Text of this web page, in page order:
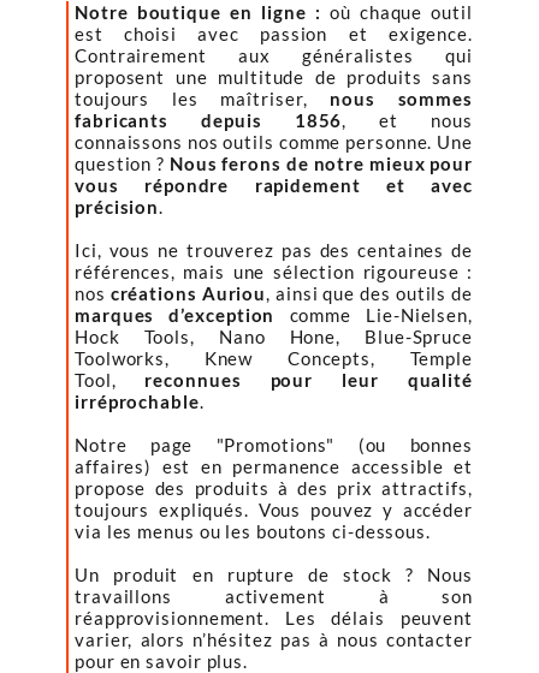
Notre boutique en ligne : où chaque outil
est choisi avec passion et exigence.
Contrairement aux généralistes qui
proposent une multitude de produits sans
toujours les maîtriser, nous sommes
fabricants depuis 1856, et nous
connaissons nos outils comme personne. Une
question ? Nous ferons de notre mieux pour
vous répondre rapidement et avec
précision.
Ici, vous ne trouverez pas des centaines de
références, mais une sélection rigoureuse :
nos créations Auriou, ainsi que des outils de
marques d’exception
comme Lie-Nielsen,
Hock Tools, Nano Hone, Blue-Spruce
Toolworks, Knew Concepts, Temple
Tool, reconnues pour leur qualité
irréprochable.
Notre page "Promotions" (ou bonnes
affaires) est en permanence accessible et
propose des produits à des prix attractifs,
toujours expliqués. Vous pouvez y accéder
via les menus ou les boutons ci-dessous.
Un produit en rupture de stock ? Nous
travaillons activement à son
réapprovisionnement. Les délais peuvent
varier, alors n’hésitez pas à nous contacter
pour en savoir plus.